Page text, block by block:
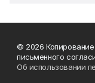
© 2026
письменного
Об использовании